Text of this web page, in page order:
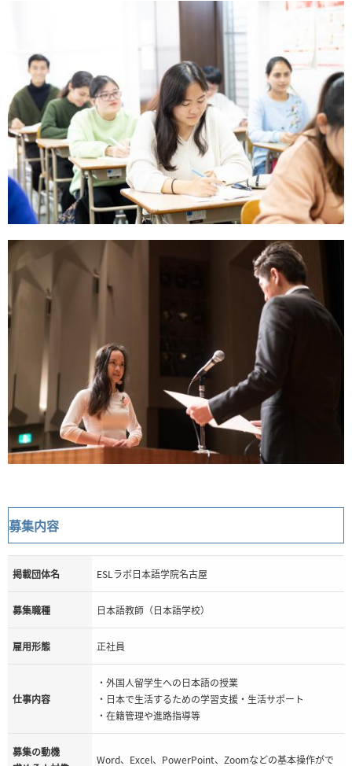
募集内容
掲載団体名 ESLラボ日本語学院名古屋
募集職種 日本語教師（日本語学校）
雇用形態 正社員
仕事内容
・外国人留学生への日本語の授業
・日本で生活するための学習支援・生活サポート
・在籍管理や進路指導等
募集の動機
Word、Excel、PowerPoint、Zoomなどの基本操作がで